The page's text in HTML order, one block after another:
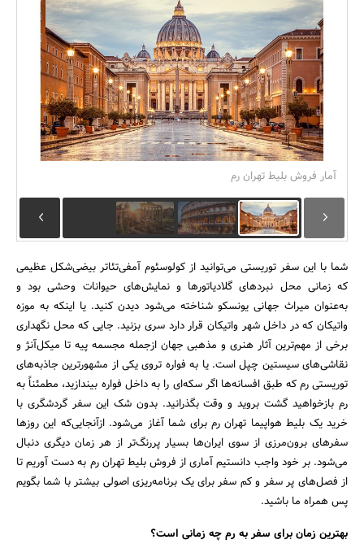
بانک، بیمه و سرمایه
مسکن و ساختمان
آمار فروش بلیط تهران رم
شما با این سفر توریستی می‌توانید از کولوسئوم آمفی‌تئاتر بیضی‌شکل عظیمی
که زمانی محل نبردهای گلادیاتورها و نمایش‌های حیوانات وحشی بود و
به‌عنوان میراث جهانی یونسکو شناخته می‌شود دیدن کنید. یا اینکه به موزه
واتیکان که در داخل شهر واتیکان قرار دارد سری بزنید. جایی که محل نگهداری
برخی از مهم‌ترین آثار هنری و مذهبی جهان ازجمله مجسمه پیه ‌تا میکل‌آنژ و
نقاشی‌های سیستین چپل است. یا به فواره تروی یکی از مشهورترین جاذبه‌های
توریستی رم که طبق افسانه‌ها اگر سکه‌ای را به داخل فواره بیندازید، مطمئناً به
رم بازخواهید گشت بروید و وقت بگذرانید. بدون شک این سفر گردشگری با
خرید یک بلیط هواپیما تهران رم برای شما آغاز می‌شود. ازآنجایی‌که این روزها
سفرهای برون‌مرزی از سوی ایران‌ها بسیار پررنگ‌تر از هر زمان دیگری دنبال
می‌شود. بر خود واجب دانستیم آماری از فروش بلیط تهران رم به دست آوریم تا
از فصل‌های پر سفر و کم سفر برای یک برنامه‌ریزی اصولی بیشتر با شما بگویم
پس همراه ما باشید.
بهترین زمان برای سفر به رم چه زمانی است؟